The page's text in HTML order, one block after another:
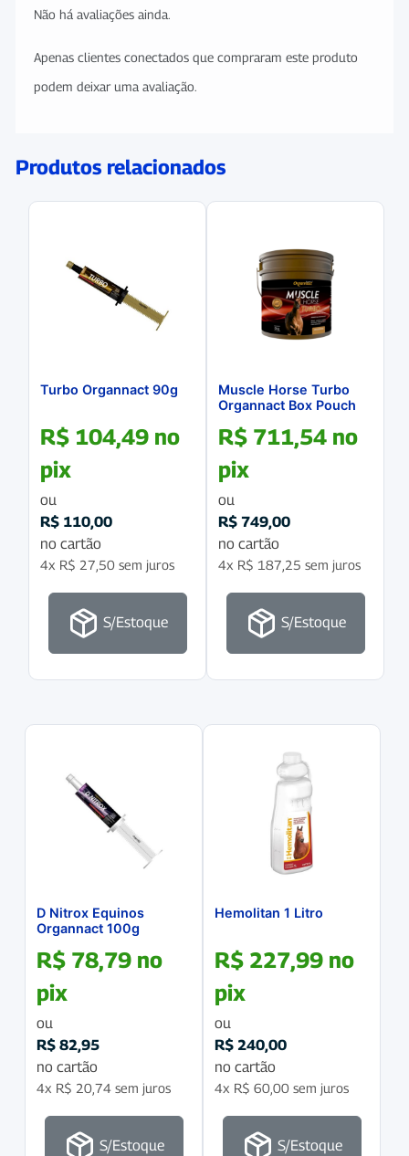
Não há avaliações ainda.
Apenas clientes conectados que compraram este produto
podem deixar uma avaliação.
Produtos relacionados
Turbo Organnact 90g
R$ 104,49 no
pix
ou
R$ 110,00
no cartão
4x R$ 27,50 sem juros
S/Estoque
Muscle Horse Turbo
Organnact Box Pouch
R$ 711,54 no
pix
ou
R$ 749,00
no cartão
4x R$ 187,25 sem juros
S/Estoque
D Nitrox Equinos
Organnact 100g
R$ 78,79 no
pix
ou
R$ 82,95
no cartão
4x R$ 20,74 sem juros
S/Estoque
Hemolitan 1 Litro
R$ 227,99 no
pix
ou
R$ 240,00
no cartão
4x R$ 60,00 sem juros
S/Estoque